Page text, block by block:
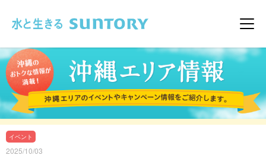
メ
イベント
2025/10/03